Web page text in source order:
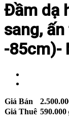
Đầm dạ
sang,
-85cm)-
Giá Bán
Giá Thuê 590.000